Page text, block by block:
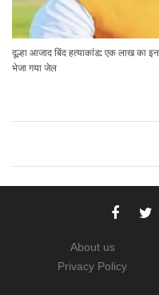
दूल्हा आजाद बिंद हत्याकांड: एक लाख का
भेजा गया जेल
About us
Privacy Policy